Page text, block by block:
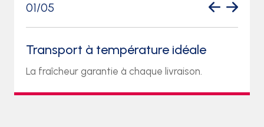
01/05
Transport à température idéale
La fraîcheur garantie à chaque livraison.